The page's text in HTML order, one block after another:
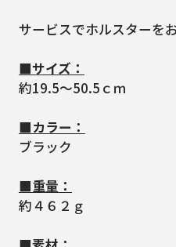
サービスでホルスターを
■サイズ：
約19.5～50.5ｃｍ
■カラー：
ブラック
■重量：
約４６２ｇ